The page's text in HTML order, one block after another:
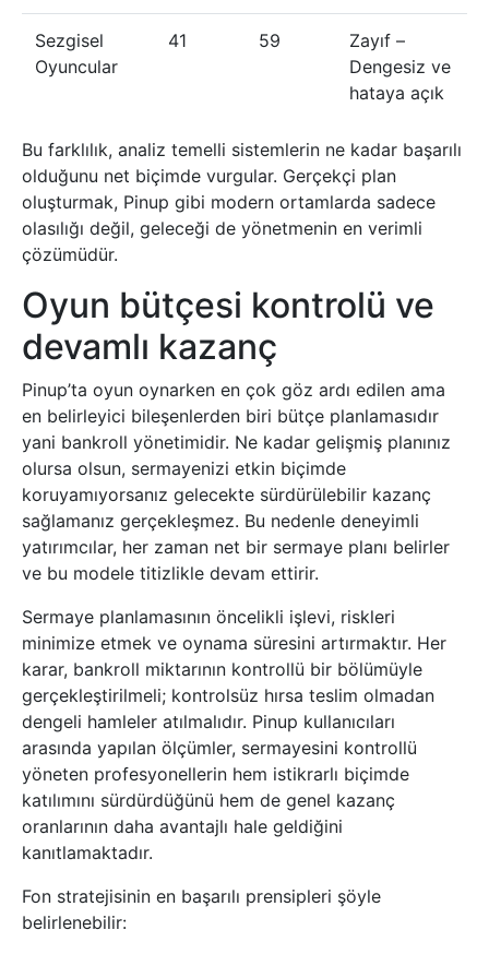
Sezgisel
Oyuncular
41 59
Zayıf –
Dengesiz ve
hataya açık
Bu farklılık, analiz temelli sistemlerin ne kadar başarılı
olduğunu net biçimde vurgular. Gerçekçi plan
oluşturmak, Pinup gibi modern ortamlarda sadece
olasılığı değil, geleceği de yönetmenin en verimli
çözümüdür.
Oyun bütçesi kontrolü ve
devamlı kazanç
Pinup’ta oyun oynarken en çok göz ardı edilen ama
en belirleyici bileşenlerden biri bütçe planlamasıdır
yani bankroll yönetimidir. Ne kadar gelişmiş planınız
olursa olsun, sermayenizi etkin biçimde
koruyamıyorsanız gelecekte sürdürülebilir kazanç
sağlamanız gerçekleşmez. Bu nedenle deneyimli
yatırımcılar, her zaman net bir sermaye planı belirler
ve bu modele titizlikle devam ettirir.
Sermaye planlamasının öncelikli işlevi, riskleri
minimize etmek ve oynama süresini artırmaktır. Her
karar, bankroll miktarının kontrollü bir bölümüyle
gerçekleştirilmeli; kontrolsüz hırsa teslim olmadan
dengeli hamleler atılmalıdır. Pinup kullanıcıları
arasında yapılan ölçümler, sermayesini kontrollü
yöneten profesyonellerin hem istikrarlı biçimde
katılımını sürdürdüğünü hem de genel kazanç
oranlarının daha avantajlı hale geldiğini
kanıtlamaktadır.
Fon stratejisinin en başarılı prensipleri şöyle
belirlenebilir: